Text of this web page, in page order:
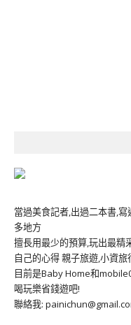
當過美食記者,出過二本書,
多地方
擅長用最少的預算,玩出最精
自己的心得 親子旅遊,小資
目前是Baby Home和
喝玩樂省錢遊吧!
聯絡我: